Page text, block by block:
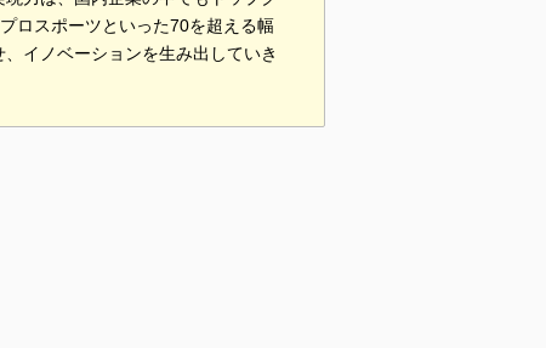
ロスポーツといった70を超える幅
イノベーションを生み出していき